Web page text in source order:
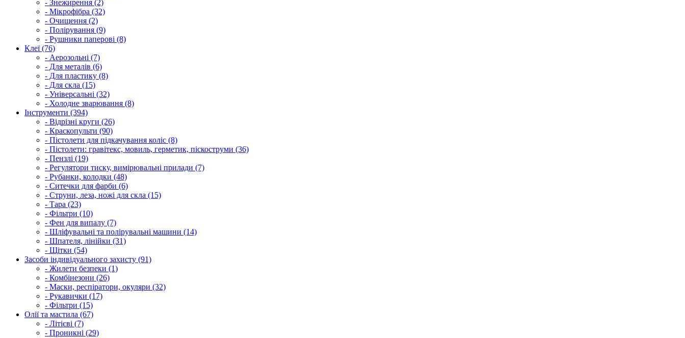
- Знежирення (2)
- Мікрофібра (32)
- Очищення (2)
- Полірування (9)
- Рушники паперові (8)
Клеї (76)
- Аерозольні (7)
- Для металів (6)
- Для пластику (8)
- Для скла (15)
- Універсальні (32)
- Холодне зварювання (8)
Інструменти (394)
- Відрізні круги (26)
- Краскопульти (90)
- Пістолети для підкачування коліс (8)
- Пістолети: гравітекс, мовиль, герметик, піскоструми (36)
- Пензлі (19)
- Регулятори тиску, вимірювальні прилади (7)
- Рубанки, колодки (48)
- Ситечки для фарби (6)
- Струни, леза, ножі для скла (15)
- Тара (23)
- Фільтри (10)
- Фен для випалу (7)
- Шліфувальні та полірувальні машини (14)
- Шпателя, лінійки (31)
- Щітки (54)
Засоби індивідуального захисту (91)
- Жилети безпеки (1)
- Комбінезони (26)
- Маски, респіратори, окуляри (32)
- Рукавички (17)
- Фільтри (15)
Олії та мастила (67)
- Літієві (7)
- Проникні (29)